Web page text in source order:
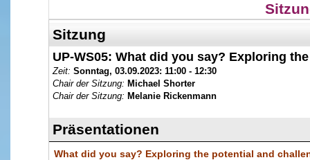
Sitzung
UP-WS05: What did you say? Exploring
Zeit: Sonntag, 03.09.2023: 11:00 - 12:30
Chair der Sitzung: Michael Shorter
Chair der Sitzung: Melanie Rickenmann
Präsentationen
What did you say? Exploring the potential and